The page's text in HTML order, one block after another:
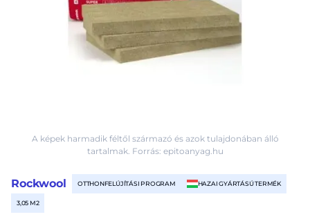
Rockwool OTTHONFELÚJÍTÁSI PROGRAM HAZAI GYÁRTÁSÚ TERMÉK
3,05 M2
A képek harmadik féltől származó és azok tulajdonában álló
tartalmak. Forrás: epitoanyag.hu